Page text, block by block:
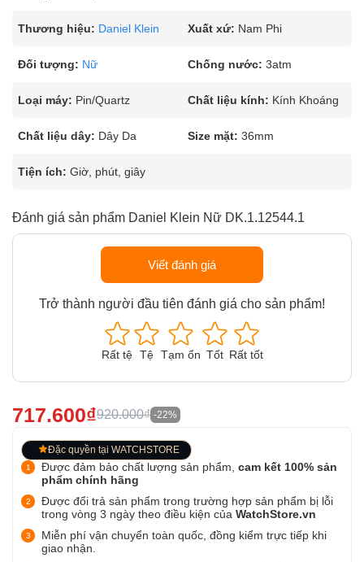
Thương hiệu: Daniel Klein Xuất xứ: Nam Phi
Đối tượng: Nữ Chống nước: 3atm
Loại máy: Pin/Quartz Chất liệu kính: Kính Khoáng
Chất liệu dây: Dây Da Size mặt: 36mm
Tiện ích: Giờ, phút, giây
Đánh giá sản phẩm Daniel Klein Nữ DK.1.12544.1
Viết đánh giá
Trở thành người đầu tiên đánh giá cho sản phẩm!
Rất tệ Tệ Tạm ổn Tốt Rất tốt
717.600₫920.000₫ -22%
Đặc quyền tại WATCHSTORE
Được đảm bảo chất lượng sản phẩm, cam kết 100% sản
phẩm chính hãng
Được đổi trả sản phẩm trong trường hợp sản phẩm bị lỗi
trong vòng 3 ngày theo điều kiện của WatchStore.vn
Miễn phí vận chuyển toàn quốc, đồng kiểm trực tiếp khi
giao nhận.